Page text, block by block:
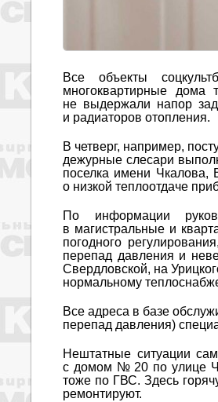
Все объекты
многоквартирные дома
не выдержали напор
и радиаторов отопления.
В четверг, например,
дежурные слесари
поселка имени Чкалова,
о низкой теплоотдаче
По информации
в магистральные и
погодного
перепад давления и
Свердловской, на
нормальному
Все адреса в базе
перепад давления)
Нештатные ситуации
с домом № 20 по улице
тоже по ГВС. Здесь
ремонтируют.